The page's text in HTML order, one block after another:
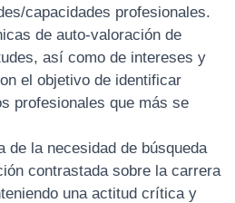
capacidades profesionales.
de auto-valoración de
así como de intereses y
el objetivo de identificar
profesionales que más se
de la necesidad de búsqueda
contrastada sobre la carrera
una actitud crítica y